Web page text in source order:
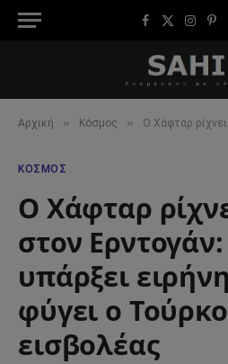
Facebook
X
Αρχική » Κόσμος » Ο Χάφταρ ρίχνει το γάντι στον
ΚΌΣΜΟΣ
Ο Χάφταρ
στον
υπάρξει
φύγει ο
εισβολέας